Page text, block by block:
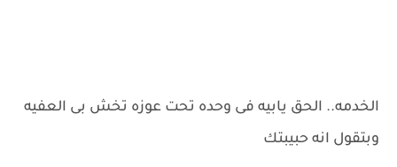
الخدمه.. الحق يابيه فى وحده تحت عوزه تخش بى العفيه
وبتقول انه حبيبتك